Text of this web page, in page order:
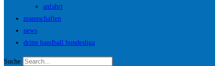
anfahrt
mannschaften
news
dritte handball bundesliga
Suche